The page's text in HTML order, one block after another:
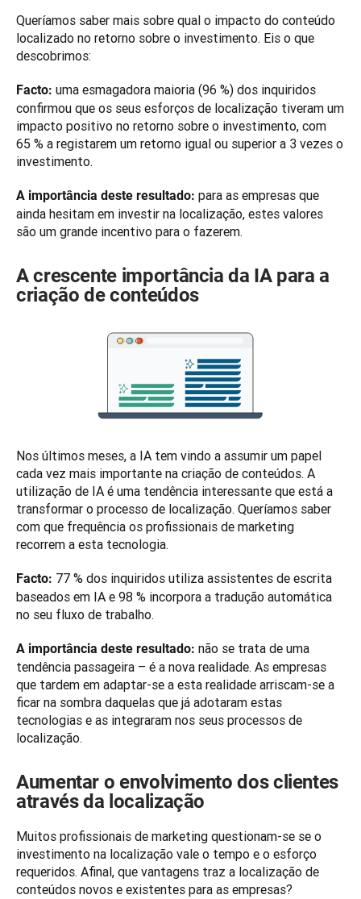
Queríamos saber mais sobre qual o impacto do conteúdo
localizado no retorno sobre o investimento. Eis o que
descobrimos:
Facto: uma esmagadora maioria (96 %) dos inquiridos
confirmou que os seus esforços de localização tiveram um
impacto positivo no retorno sobre o investimento, com
65 % a registarem um retorno igual ou superior a 3 vezes o
investimento.
A importância deste resultado: para as empresas que
ainda hesitam em investir na localização, estes valores
são um grande incentivo para o fazerem.
A crescente importância da IA para a
criação de conteúdos
Nos últimos meses, a IA tem vindo a assumir um papel
cada vez mais importante na criação de conteúdos. A
utilização de IA é uma tendência interessante que está a
transformar o processo de localização. Queríamos saber
com que frequência os profissionais de marketing
recorrem a esta tecnologia.
Facto: 77 % dos inquiridos utiliza assistentes de escrita
baseados em IA e 98 % incorpora a tradução automática
no seu fluxo de trabalho.
A importância deste resultado: não se trata de uma
tendência passageira – é a nova realidade. As empresas
que tardem em adaptar-se a esta realidade arriscam-se a
ficar na sombra daquelas que já adotaram estas
tecnologias e as integraram nos seus processos de
localização.
Aumentar o envolvimento dos clientes
através da localização
Muitos profissionais de marketing questionam-se se o
investimento na localização vale o tempo e o esforço
requeridos. Afinal, que vantagens traz a localização de
conteúdos novos e existentes para as empresas?